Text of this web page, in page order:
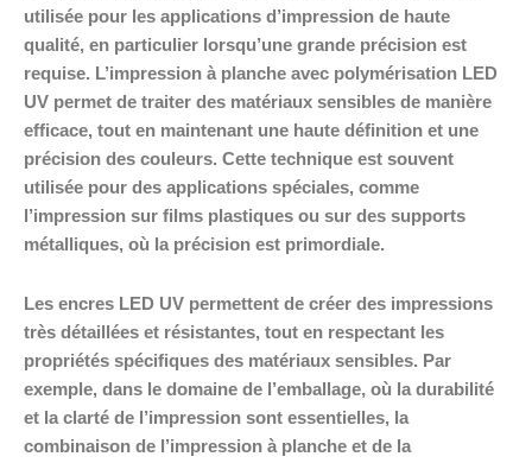
utilisée pour les applications d’impression de haute
qualité, en particulier lorsqu’une grande précision est
requise. L’impression à planche avec polymérisation LED
UV permet de traiter des matériaux sensibles de manière
efficace, tout en maintenant une haute définition et une
précision des couleurs. Cette technique est souvent
utilisée pour des applications spéciales, comme
l’impression sur films plastiques ou sur des supports
métalliques, où la précision est primordiale.
Les encres LED UV permettent de créer des impressions
très détaillées et résistantes, tout en respectant les
propriétés spécifiques des matériaux sensibles. Par
exemple, dans le domaine de l’emballage, où la durabilité
et la clarté de l’impression sont essentielles, la
combinaison de l’impression à planche et de la